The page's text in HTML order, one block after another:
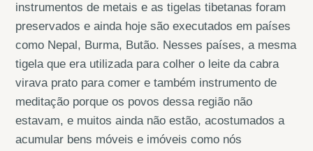
instrumentos de metais e as tigelas tibetanas foram
preservados e ainda hoje são executados em países
como Nepal, Burma, Butão. Nesses países, a mesma
tigela que era utilizada para colher o leite da cabra
virava prato para comer e também instrumento de
meditação porque os povos dessa região não
estavam, e muitos ainda não estão, acostumados a
acumular bens móveis e imóveis como nós